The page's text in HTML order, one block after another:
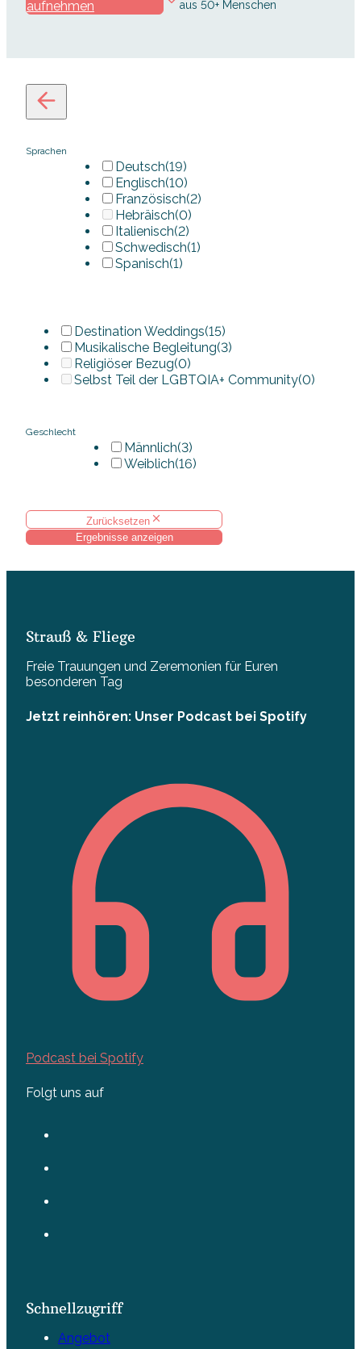
aufnehmen aus 50+ Menschen
Sprachen
Deutsch(19)
Englisch(10)
Französisch(2)
Hebräisch(0)
Italienisch(2)
Schwedisch(1)
Spanisch(1)
Destination Weddings(15)
Musikalische Begleitung(3)
Religiöser Bezug(0)
Selbst Teil der LGBTQIA+ Community(0)
Geschlecht
Männlich(3)
Weiblich(16)
Zurücksetzen
Ergebnisse anzeigen
Strauß & Fliege
Freie Trauungen und Zeremonien für Euren
besonderen Tag
Jetzt reinhören: Unser Podcast bei Spotify
Podcast bei Spotify
Folgt uns auf
Schnellzugriff
Angebot